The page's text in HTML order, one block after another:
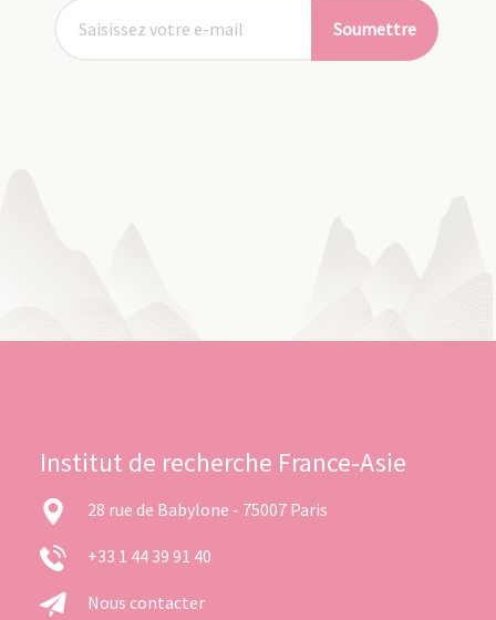
Soumettre
Institut de recherche France-Asie
28 rue de Babylone - 75007 Paris
+33 1 44 39 91 40
Nous contacter